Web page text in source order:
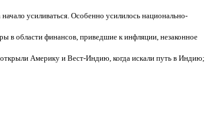
усиливаться. Особенно усилилось национально-
в области финансов, приведшие к инфляции, незаконное
Америку и Вест-Индию, когда искали путь в Индию;